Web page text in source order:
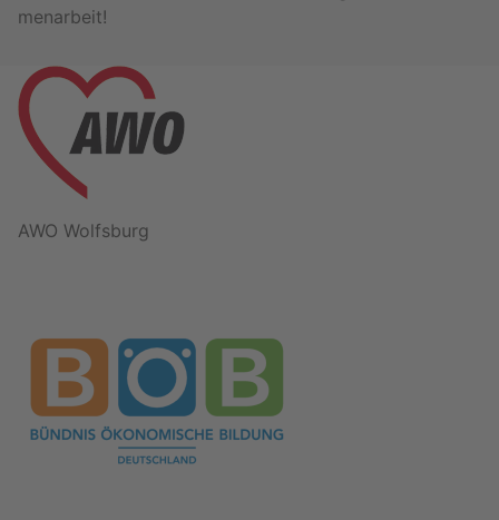
men­ar­beit!
AWO Wolfs­burg